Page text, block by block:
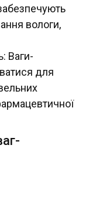
вологи,
Ваги-
для